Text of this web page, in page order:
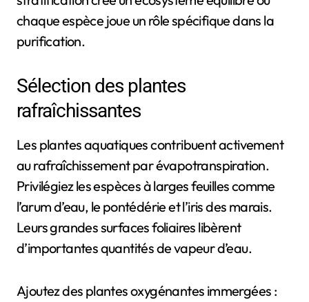
chaque espèce joue un rôle spécifique dans la
purification.
Sélection des plantes
rafraîchissantes
Les plantes aquatiques contribuent activement
au rafraîchissement par évapotranspiration.
Privilégiez les espèces à larges feuilles comme
l’arum d’eau, le pontédérie et l’iris des marais.
Leurs grandes surfaces foliaires libèrent
d’importantes quantités de vapeur d’eau.
Ajoutez des plantes oxygénantes immergées :